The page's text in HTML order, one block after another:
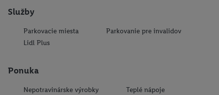
Služby
Parkovacie miesta
Parkovanie pre invalidov
Lidl Plus
Ponuka
Nepotravinárske výrobky Teplé nápoje